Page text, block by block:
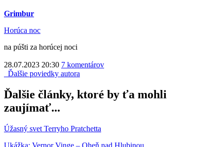
Grimbur
Horúca noc
na púšti za horúcej noci
28.07.2023 20:30 7 komentárov
Ďalšie poviedky autora
Ďalšie články, ktoré by ťa mohli
zaujímať...
Úžasný svet Terryho Pratchetta
Ukážka: Vernor Vinge – Oheň nad Hlubinou